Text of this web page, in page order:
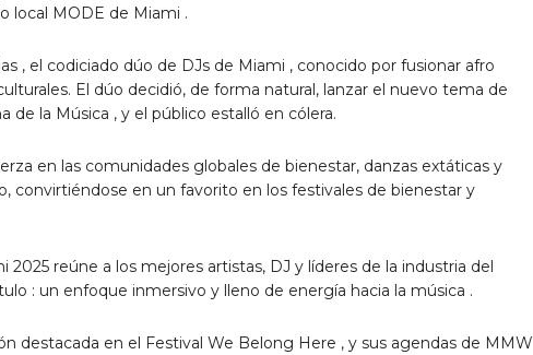
local MODE de Miami .
, el codiciado dúo de DJs de Miami , conocido por fusionar afro
El dúo decidió, de forma natural, lanzar el nuevo tema de
de la Música , y el público estalló en cólera.
en las comunidades globales de bienestar, danzas extáticas y
convirtiéndose en un favorito en los festivales de bienestar y
2025 reúne a los mejores artistas, DJ y líderes de la industria del
: un enfoque inmersivo y lleno de energía hacia la música .
destacada en el Festival We Belong Here , y sus agendas de MMW